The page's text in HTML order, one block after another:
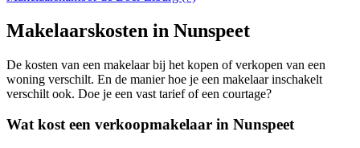
Makelaarskosten in Nunspeet
De kosten van een makelaar bij het kopen of verkopen van een
woning verschilt. En de manier hoe je een makelaar inschakelt
verschilt ook. Doe je een vast tarief of een courtage?
Wat kost een verkoopmakelaar in Nunspeet